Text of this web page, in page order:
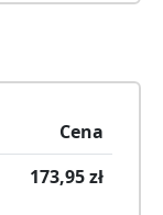
Cena
173,95zł